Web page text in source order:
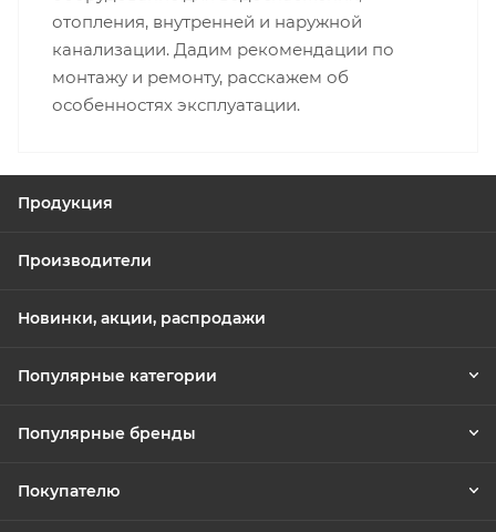
отопления, внутренней и наружной
канализации. Дадим рекомендации по
монтажу и ремонту, расскажем об
особенностях эксплуатации.
Продукция
Производители
Новинки, акции, распродажи
Популярные категории
Популярные бренды
Покупателю